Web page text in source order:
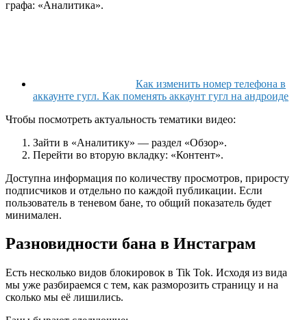
графа: «Аналитика».
Как изменить номер телефона в
аккаунте гугл. Как поменять аккаунт гугл на андроиде
Чтобы посмотреть актуальность тематики видео:
Зайти в «Аналитику» — раздел «Обзор».
Перейти во вторую вкладку: «Контент».
Доступна информация по количеству просмотров, приросту
подписчиков и отдельно по каждой публикации. Если
пользователь в теневом бане, то общий показатель будет
минимален.
Разновидности бана в Инстаграм
Есть несколько видов блокировок в Tik Tok. Исходя из вида
мы уже разбираемся с тем, как разморозить страницу и на
сколько мы её лишились.